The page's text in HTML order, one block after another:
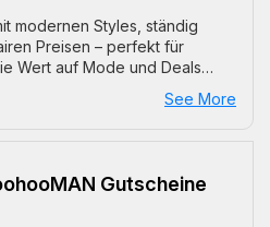
modernen Styles, ständig
Preisen – perfekt für
Wert auf Mode und Deals
See More
Gutscheine